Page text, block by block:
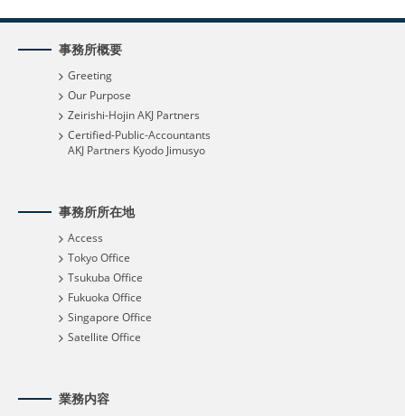
事務所概要
Greeting
Our Purpose
Zeirishi-Hojin AKJ Partners
Certified-Public-Accountants
AKJ Partners Kyodo Jimusyo
事務所所在地
Access
Tokyo Office
Tsukuba Office
Fukuoka Office
Singapore Office
Satellite Office
業務内容